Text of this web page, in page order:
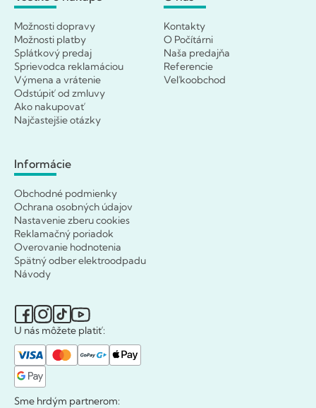
Možnosti dopravy
Možnosti platby
Splátkový predaj
Sprievodca reklamáciou
Výmena a vrátenie
Odstúpiť od zmluvy
Ako nakupovať
Najčastejšie otázky
Kontakty
O Počítárni
Naša predajňa
Referencie
Veľkoobchod
Informácie
Obchodné podmienky
Ochrana osobných údajov
Nastavenie zberu cookies
Reklamačný poriadok
Overovanie hodnotenia
Spätný odber elektroodpadu
Návody
U nás môžete platiť:
Sme hrdým partnerom: